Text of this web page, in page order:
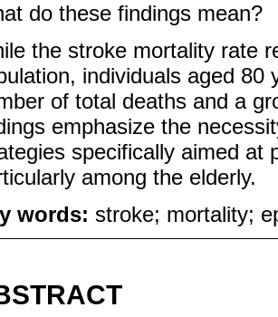
do these findings mean?
the stroke mortality rate
individuals aged 80
of total deaths and a
emphasize the
specifically aimed at
among the elderly.
words: stroke; mortality;